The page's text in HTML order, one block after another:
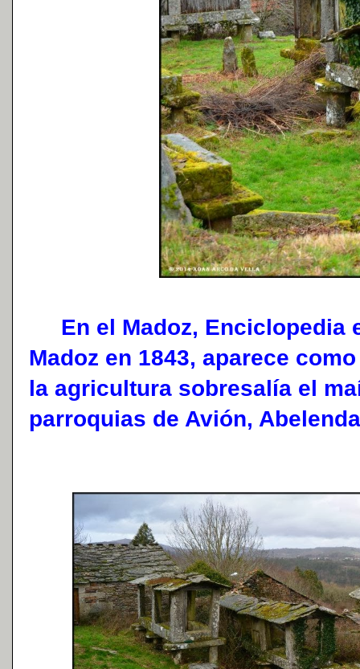
En el Madoz, Enciclopedia
Madoz en 1843, aparece
la agricultura sobresalía el
parroquias de Avión,